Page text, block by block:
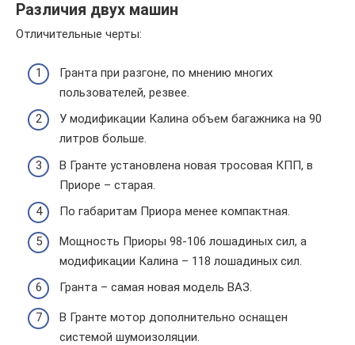
Различия двух машин
Отличительные черты:
Гранта при разгоне, по мнению многих
пользователей, резвее.
У модификации Калина объем багажника на 90
литров больше.
В Гранте установлена новая тросовая КПП, в
Приоре – старая.
По габаритам Приора менее компактная.
Мощность Приоры 98-106 лошадиных сил, а
модификации Калина – 118 лошадиных сил.
Гранта – самая новая модель ВАЗ.
В Гранте мотор дополнительно оснащен
системой шумоизоляции.